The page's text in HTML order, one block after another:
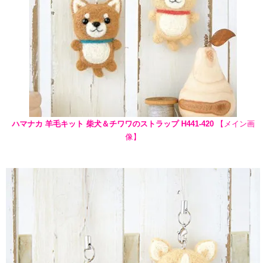
ハマナカ 羊毛キット 柴犬＆チワワのストラップ H441-420【メイン画
像】